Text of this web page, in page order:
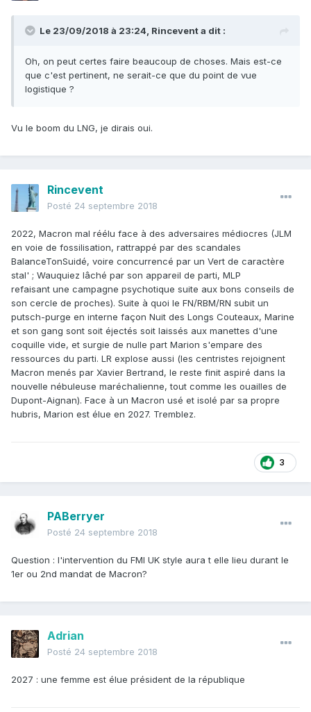
Le 23/09/2018 à 23:24, Rinceventa dit :
Oh, on peut certes faire beaucoup de choses. Mais est-ce
que c'est pertinent, ne serait-ce que du point de vue
logistique ?
Vu le boom du LNG, je dirais oui.
Rincevent
Posté 24 septembre 2018
2022, Macron mal réélu face à des adversaires médiocres (JLM
en voie de fossilisation, rattrappé par des scandales
BalanceTonSuidé, voire concurrencé par un Vert de caractère
stal' ; Wauquiez lâché par son appareil de parti, MLP
refaisant une campagne psychotique suite aux bons conseils de
son cercle de proches). Suite à quoi le FN/RBM/RN subit un
putsch-purge en interne façon Nuit des Longs Couteaux, Marine
et son gang sont soit éjectés soit laissés aux manettes d'une
coquille vide, et surgie de nulle part Marion s'empare des
ressources du parti. LR explose aussi (les centristes rejoignent
Macron menés par Xavier Bertrand, le reste finit aspiré dans la
nouvelle nébuleuse maréchalienne, tout comme les ouailles de
Dupont-Aignan). Face à un Macron usé et isolé par sa propre
hubris, Marion est élue en 2027. Tremblez.
3
PABerryer
Posté 24 septembre 2018
Question : l'intervention du FMI UK style aura t elle lieu durant le
1er ou 2nd mandat de Macron?
Adrian
Posté 24 septembre 2018
2027 : une femme est élue président de la république